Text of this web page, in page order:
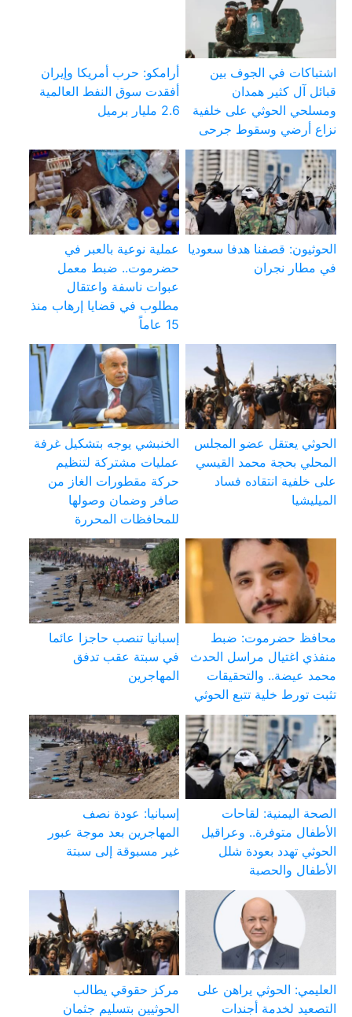
اشتباكات في الجوف بين
قبائل آل كثير همدان
ومسلحي الحوثي على خلفية
نزاع أرضي وسقوط جرحى
أرامكو: حرب أمريكا وإيران
أفقدت سوق النفط العالمية
2.6 مليار برميل
الحوثيون: قصفنا هدفا سعوديا
في مطار نجران
عملية نوعية بالعبر في
حضرموت.. ضبط معمل
عبوات ناسفة واعتقال
مطلوب في قضايا إرهاب منذ
15 عاماً
الحوثي يعتقل عضو المجلس
المحلي بحجة محمد القيسي
على خلفية انتقاده فساد
الميليشيا
الخنبشي يوجه بتشكيل غرفة
عمليات مشتركة لتنظيم
حركة مقطورات الغاز من
صافر وضمان وصولها
للمحافظات المحررة
محافظ حضرموت: ضبط
منفذي اغتيال مراسل الحدث
محمد عيضة.. والتحقيقات
تثبت تورط خلية تتبع الحوثي
إسبانيا تنصب حاجزا عائما
في سبتة عقب تدفق
المهاجرين
الصحة اليمنية: لقاحات
الأطفال متوفرة.. وعراقيل
الحوثي تهدد بعودة شلل
الأطفال والحصبة
إسبانيا: عودة نصف
المهاجرين بعد موجة عبور
غير مسبوقة إلى سبتة
العليمي: الحوثي يراهن على
التصعيد لخدمة أجندات
مركز حقوقي يطالب
الحوثيين بتسليم جثمان